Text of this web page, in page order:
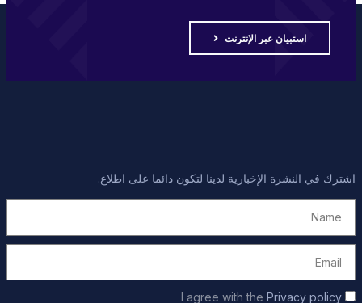
استبيان عبر الإنترنت
اشترك في النشرة الإخبارية لدينا لتكون دائما على اطلاع.
Privacy policy